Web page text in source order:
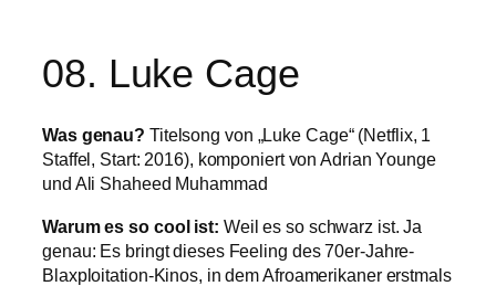
08. Luke Cage
Was genau? Titelsong von „Luke Cage“ (Netflix, 1
Staffel, Start: 2016), komponiert von Adrian Younge
und Ali Shaheed Muhammad
Warum es so cool ist: Weil es so schwarz ist. Ja
genau: Es bringt dieses Feeling des 70er-Jahre-
Blaxploitation-Kinos, in dem Afroamerikaner erstmals